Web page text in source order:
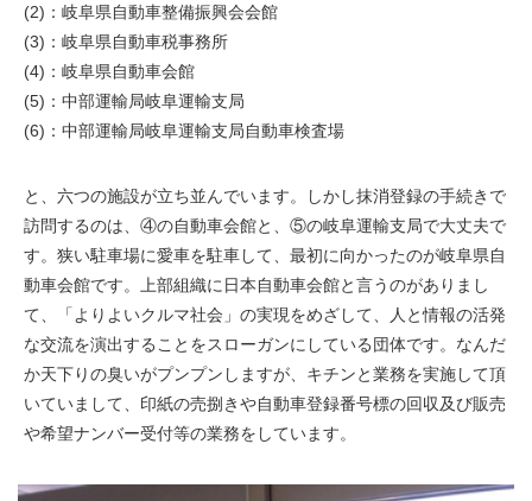
(2)：岐阜県自動車整備振興会会館
(3)：岐阜県自動車税事務所
(4)：岐阜県自動車会館
(5)：中部運輸局岐阜運輸支局
(6)：中部運輸局岐阜運輸支局自動車検査場
と、六つの施設が立ち並んでいます。しかし抹消登録の手続きで
訪問するのは、④の自動車会館と、⑤の岐阜運輸支局で大丈夫で
す。狭い駐車場に愛車を駐車して、最初に向かったのが岐阜県自
動車会館です。上部組織に日本自動車会館と言うのがありまし
て、「よりよいクルマ社会」の実現をめざして、人と情報の活発
な交流を演出することをスローガンにしている団体です。なんだ
か天下りの臭いがプンプンしますが、キチンと業務を実施して頂
いていまして、印紙の売捌きや自動車登録番号標の回収及び販売
や希望ナンバー受付等の業務をしています。